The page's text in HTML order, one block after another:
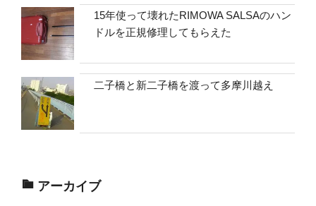
15年使って壊れたRIMOWA SALSAのハン
ドルを正規修理してもらえた
二子橋と新二子橋を渡って多摩川越え
アーカイブ